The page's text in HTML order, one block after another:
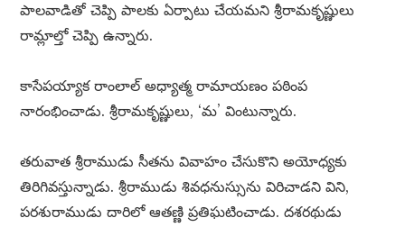
పాలవాడితో చెప్పి పాలకు ఏర్పాటు చేయమని శ్రీరామకృష్ణులు
రామ్లాల్తో చెప్పి ఉన్నారు.
కాసేపయ్యాక రాంలాల్ అధ్యాత్మ రామాయణం పఠింప
నారంభించాడు. శ్రీరామకృష్ణులు, ‘మ’ వింటున్నారు.
తరువాత శ్రీరాముడు సీతను వివాహం చేసుకొని అయోధ్యకు
తిరిగివస్తున్నాడు. శ్రీరాముడు శివధనుస్సును విరిచాడని విని,
పరశురాముడు దారిలో ఆతణ్ణి ప్రతిఘటించాడు. దశరథుడు